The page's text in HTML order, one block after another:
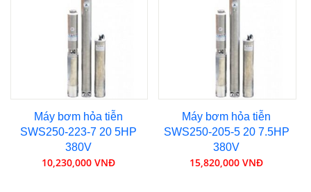
Máy bơm hỏa tiễn
SWS250-223-7 20 5HP
380V
10,230,000 VNĐ
Máy bơm hỏa tiễn
SWS250-205-5 20 7.5HP
380V
15,820,000 VNĐ